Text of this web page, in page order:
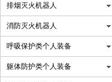
排烟灭火机器人
消防灭火机器人
呼吸保护类个人装备
躯体防护类个人装备